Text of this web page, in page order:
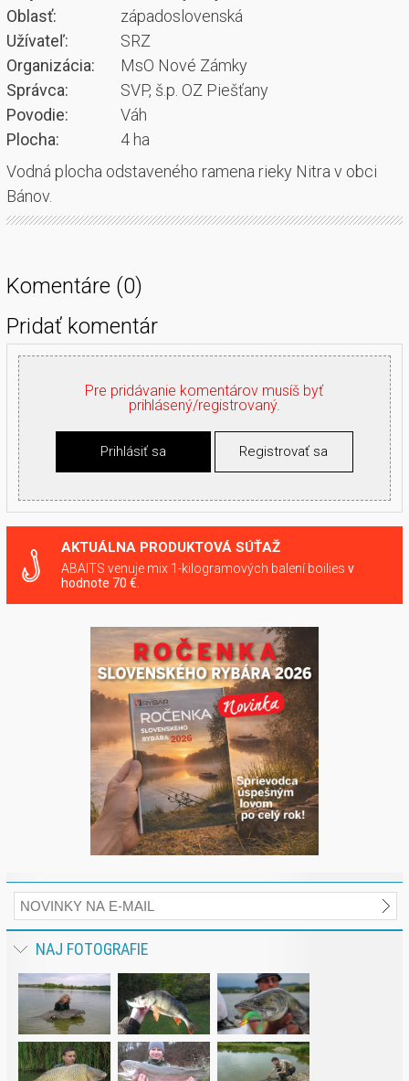
Oblasť:
západoslovenská
Užívateľ:
SRZ
Organizácia:
MsO Nové Zámky
Správca:
SVP, š.p. OZ Piešťany
Povodie:
Váh
Plocha:
4 ha
Vodná plocha odstaveného ramena rieky Nitra v obci
Bánov.
Komentáre (0)
Pridať komentár
Pre pridávanie komentárov musíš byť
prihlásený/registrovaný.
Prihlásiť sa Registrovať sa
AKTUÁLNA PRODUKTOVÁ SÚŤAŽ
ABAITS venuje mix 1-kilogramových balení boilies v
hodnote 70 €.
NAJ FOTOGRAFIE